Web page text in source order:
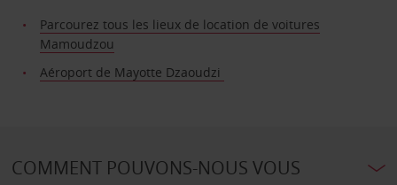
Parcourez tous les lieux de location de voitures
Mamoudzou
Aéroport de Mayotte Dzaoudzi
COMMENT POUVONS-NOUS VOUS